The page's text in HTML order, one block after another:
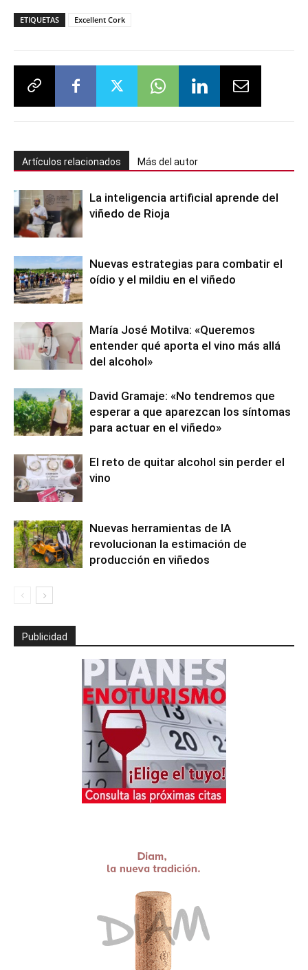
ETIQUETAS Excellent Cork
Artículos relacionados Más del autor
La inteligencia artificial aprende del
viñedo de Rioja
Nuevas estrategias para combatir el
oídio y el mildiu en el viñedo
María José Motilva: «Queremos
entender qué aporta el vino más allá
del alcohol»
David Gramaje: «No tendremos que
esperar a que aparezcan los síntomas
para actuar en el viñedo»
El reto de quitar alcohol sin perder el
vino
Nuevas herramientas de IA
revolucionan la estimación de
producción en viñedos
Publicidad